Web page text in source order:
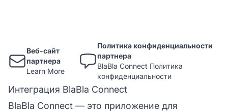
Веб-сайт
партнера
Learn More
Политика конфиденциальности
партнера
BlaBla Connect Политика
конфиденциальности
Интеграция BlaBla Connect
BlaBla Connect — это приложение для